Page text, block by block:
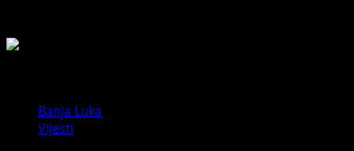
Banja Luka
Vijesti